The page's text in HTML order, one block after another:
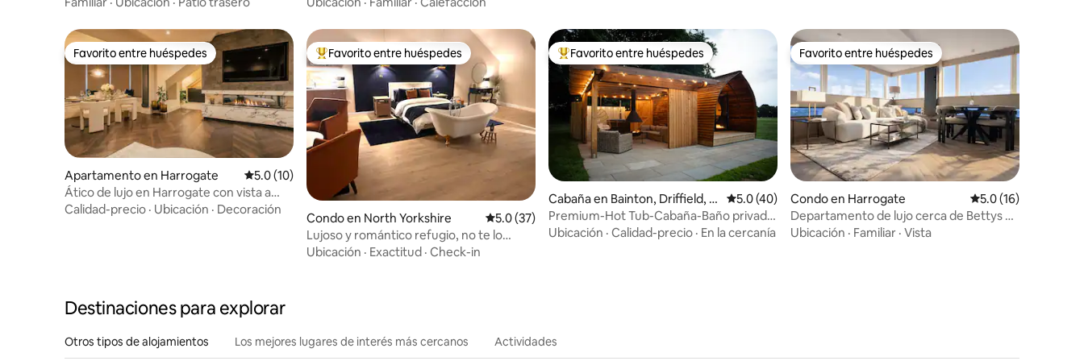
Favorito entre huéspedes
Favorito entre huéspedes
Apartamento en Harrogate Calificación promedio: 5.0 de 5, 10 reseñas
5.0 (10)
Ático de lujo en Harrogate con vista a
The Stray
Calidad-precio · Ubicación · Decoración
Favorito entre huéspedes preferido
Favorito entre huéspedes
Condo en North Yorkshire Calificación promedio: 5.0 de 5, 37 reseñas
5.0 (37)
Lujoso y romántico refugio, no te lo
pierdas...
Ubicación · Exactitud · Check-in
Favorito entre huéspedes preferido
Favorito entre huéspedes
Cabaña en Bainton, Driffield, E
ast Yorkshire
Calificación promedio: 5.0 de 5, 40 reseñas
5.0 (40)
Premium-Hot Tub-Cabaña-Baño privado
con ducha
Ubicación · Calidad-precio · En la cercanía
Favorito entre huéspedes
Favorito entre huéspedes
Condo en Harrogate Calificación
5.0 (16)
Departamento de lujo cerca de Bettys y
del centro de convenciones
Ubicación · Familiar · Vista
Destinaciones para explorar
Otros tipos de alojamientos Los mejores lugares de interés más cercanos Actividades